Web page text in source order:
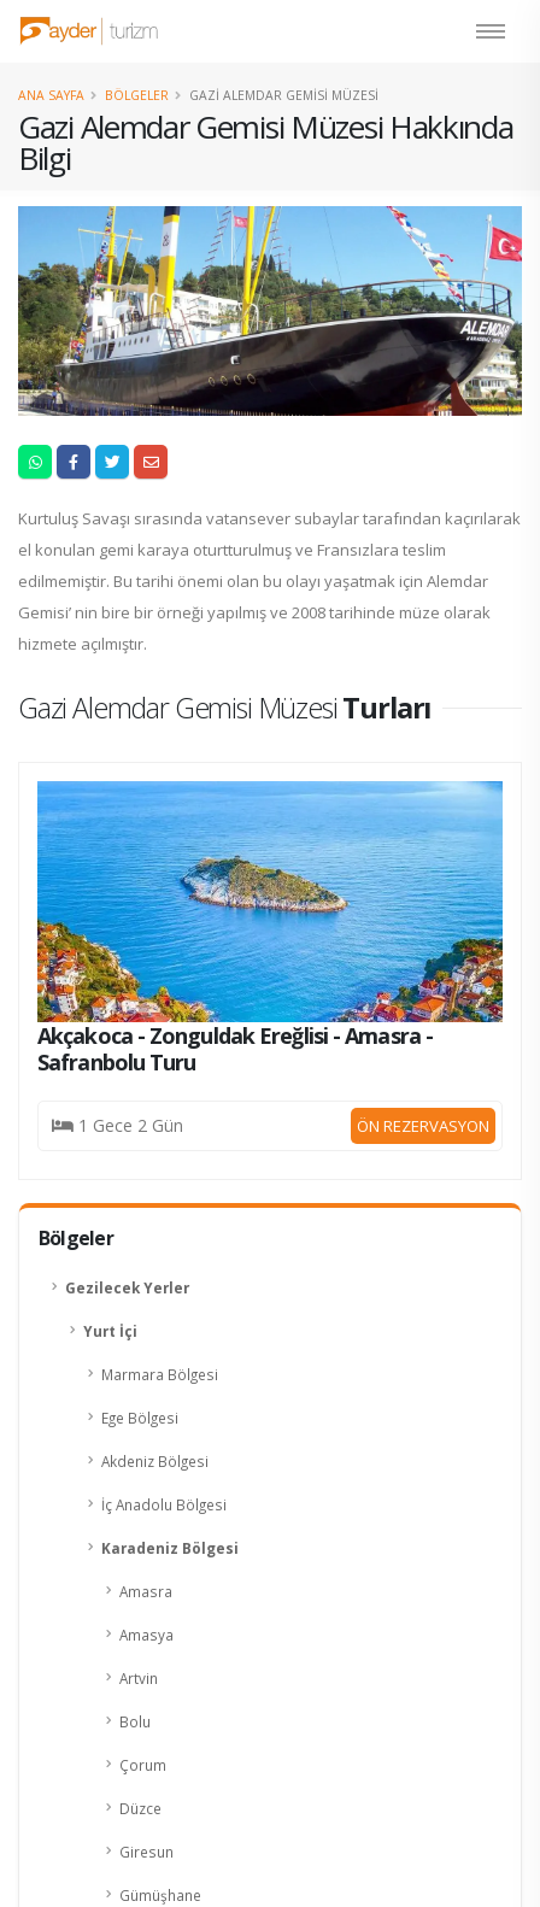
Gazi Alemdar Gemisi Müzesi Hakkında
Bilgi
ANA SAYFA BÖLGELER GAZI ALEMDAR GEMISI MÜZESI
Bölgeler
Gezilecek Yerler
Yurt İçi
Marmara Bölgesi
Ege Bölgesi
Akdeniz Bölgesi
İç Anadolu Bölgesi
Karadeniz Bölgesi
Amasra
Amasya
Artvin
Bolu
Çorum
Düzce
Giresun
Gümüşhane
Kurtuluş Savaşı sırasında vatansever subaylar tarafından kaçırılarak
el konulan gemi karaya oturtturulmuş ve Fransızlara teslim
edilmemiştir. Bu tarihi önemi olan bu olayı yaşatmak için Alemdar
Gemisi’ nin bire bir örneği yapılmış ve 2008 tarihinde müze olarak
hizmete açılmıştır.
Gazi Alemdar Gemisi MüzesiTurları
Akçakoca - Zonguldak Ereğlisi - Amasra -
Safranbolu Turu
1 Gece 2 Gün ÖN REZERVASYON